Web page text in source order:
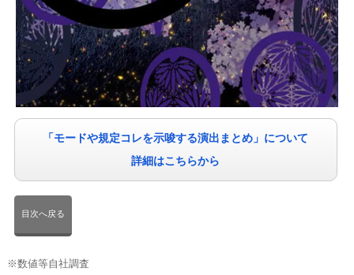
「モードや規定コレを示唆する演出まとめ」について
詳細はこちらから
目次へ戻る
※数値等自社調査